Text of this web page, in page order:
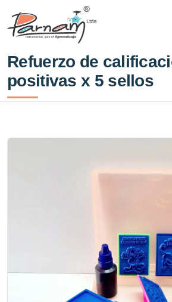
Refuerzo de
positivas x 5 sellos